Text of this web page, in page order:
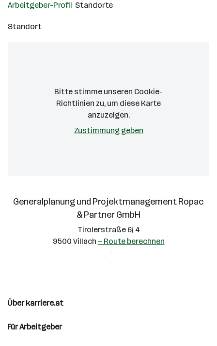
Arbeitgeber-Profil Standorte
Standort
Bitte stimme unseren Cookie-
Richtlinien zu, um diese Karte
anzuzeigen.
Zustimmung geben
Generalplanung und Projektmanagement Ropac
& Partner GmbH
Tirolerstraße 6/ 4
9500 Villach — Route berechnen
Über karriere.at
Für Arbeitgeber